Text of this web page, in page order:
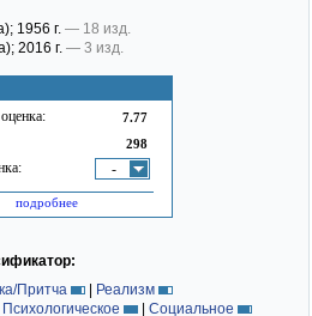
7.77
298
-
подробнее
; 1956 г. — 18 изд.
; 2016 г. — 3 изд.
Притча | Реализм
Психологическое | Социальное